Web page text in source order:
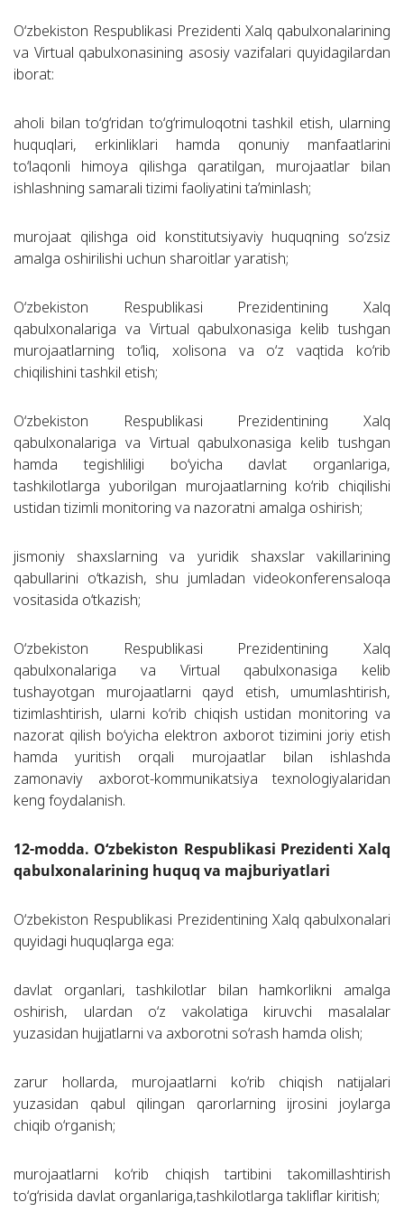
O‘zbekiston Respublikasi Prezidenti Xalq qabulxonalarining
va Virtual qabulxonasining asosiy vazifalari quyidagilardan
iborat:
aholi bilan to‘g‘ridan to‘g‘rimuloqotni tashkil etish, ularning
huquqlari, erkinliklari hamda qonuniy manfaatlarini
to‘laqonli himoya qilishga qaratilgan, murojaatlar bilan
ishlashning samarali tizimi faoliyatini ta’minlash;
murojaat qilishga oid konstitutsiyaviy huquqning so‘zsiz
amalga oshirilishi uchun sharoitlar yaratish;
O‘zbekiston Respublikasi Prezidentining Xalq
qabulxonalariga va Virtual qabulxonasiga kelib tushgan
murojaatlarning to‘liq, xolisona va o‘z vaqtida ko‘rib
chiqilishini tashkil etish;
O‘zbekiston Respublikasi Prezidentining Xalq
qabulxonalariga va Virtual qabulxonasiga kelib tushgan
hamda tegishliligi bo‘yicha davlat organlariga,
tashkilotlarga yuborilgan murojaatlarning ko‘rib chiqilishi
ustidan tizimli monitoring va nazoratni amalga oshirish;
jismoniy shaxslarning va yuridik shaxslar vakillarining
qabullarini o‘tkazish, shu jumladan videokonferensaloqa
vositasida o‘tkazish;
O‘zbekiston Respublikasi Prezidentining Xalq
qabulxonalariga va Virtual qabulxonasiga kelib
tushayotgan murojaatlarni qayd etish, umumlashtirish,
tizimlashtirish, ularni ko‘rib chiqish ustidan monitoring va
nazorat qilish bo‘yicha elektron axborot tizimini joriy etish
hamda yuritish orqali murojaatlar bilan ishlashda
zamonaviy axborot-kommunikatsiya texnologiyalaridan
keng foydalanish.
12-modda. O‘zbekiston Respublikasi Prezidenti Xalq
qabulxonalarining huquq va majburiyatlari
O‘zbekiston Respublikasi Prezidentining Xalq qabulxonalari
quyidagi huquqlarga ega:
davlat organlari, tashkilotlar bilan hamkorlikni amalga
oshirish, ulardan o‘z vakolatiga kiruvchi masalalar
yuzasidan hujjatlarni va axborotni so‘rash hamda olish;
zarur hollarda, murojaatlarni ko‘rib chiqish natijalari
yuzasidan qabul qilingan qarorlarning ijrosini joylarga
chiqib o‘rganish;
murojaatlarni ko‘rib chiqish tartibini takomillashtirish
to‘g‘risida davlat organlariga,tashkilotlarga takliflar kiritish;